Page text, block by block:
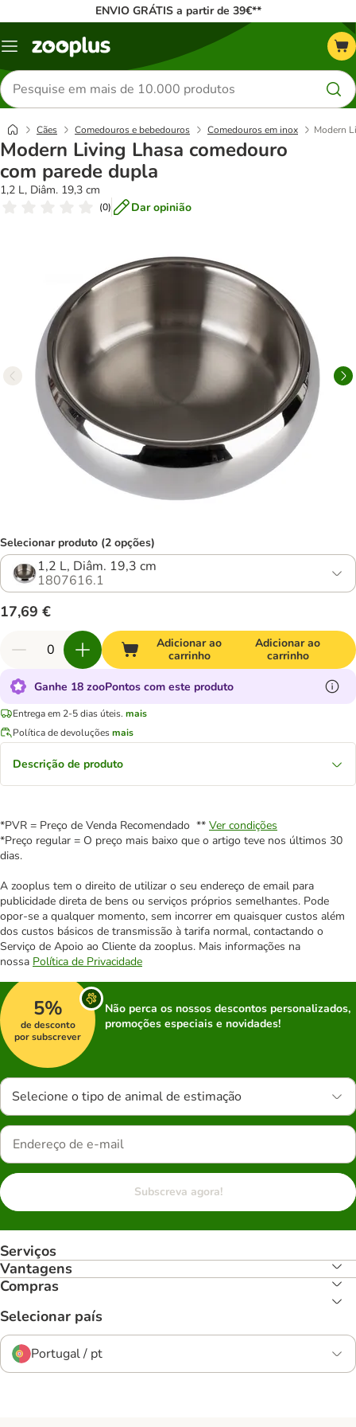
ENVIO GRÁTIS a partir de 39€**
Menu
Pesquisar
produtos
Cães Comedouros e bebedouros Comedouros em inox Modern
Modern Living Lhasa comedouro
com parede dupla
1,2 L, Diâm. 19,3 cm
(0) Dar opinião
Selecionar produto (2 opções)
1,2 L, Diâm. 19,3 cm
1807616.1
17,69 €
Adicionar ao
carrinho
Adicionar ao
carrinho
Ganhe 18 zooPontos com este produto
Entrega em 2-5 dias úteis. mais
Política de devoluçõesmais
Descrição de produto
*PVR = Preço de Venda Recomendado ** Ver condições
*Preço regular = O preço mais baixo que o artigo teve nos últimos 30
dias.
A zooplus tem o direito de utilizar o seu endereço de email para
publicidade direta de bens ou serviços próprios semelhantes. Pode
opor-se a qualquer momento, sem incorrer em quaisquer custos além
dos custos básicos de transmissão à tarifa normal, contactando o
Serviço de Apoio ao Cliente da zooplus. Mais informações na
nossa Política de Privacidade
5%
de desconto
por subscrever
Não perca os nossos descontos personalizados,
promoções especiais e novidades!
Selecione o tipo de animal de estimação
Subscreva agora!
Serviços
Vantagens
Compras
Selecionar país
Portugal / pt